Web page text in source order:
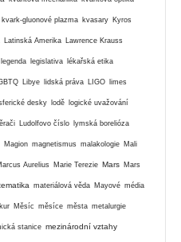
kvark-gluonové plazma kvasary Kyros
Latinská Amerika Lawrence Krauss
legenda legislativa lékařská etika
Libye lidská práva LIGO limes
desky lodě logické uvažování
Ludolfovo číslo lymská borelióza
Magion magnetismus malakologie Mali
Aurelius Marie Terezie Mars Mars
materiálová věda Mayové média
Měsíc měsíce města metalurgie
stanice mezinárodní vztahy